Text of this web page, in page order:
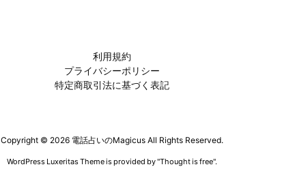
利用規約
プライバシーポリシー
特定商取引法に基づく表記
Copyright © 2026 電話占いのMagicus All Rights Reserved.
WordPress Luxeritas Theme is provided by "Thought is free".